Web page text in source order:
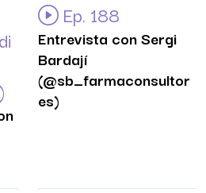
Ep. 188
Entrevista con Sergi
Bardají
(@sb_farmaconsultor
es)